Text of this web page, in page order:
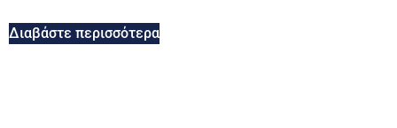
Διαβάστε περισσότερα